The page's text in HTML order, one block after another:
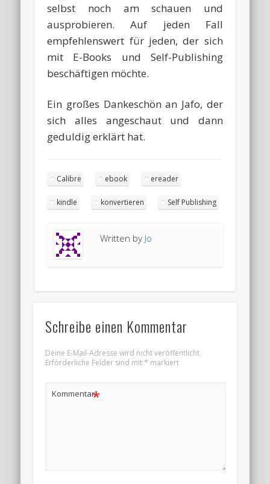
selbst noch am schauen und
ausprobieren. Auf jeden Fall
empfehlenswert für jeden, der sich
mit E-Books und Self-Publishing
beschäftigen möchte.
Ein großes Dankeschön an Jafo, der
sich alles angeschaut und dann
geduldig erklärt hat.
Calibre ebook ereader
kindle konvertieren Self Publishing
Written by Jo
Schreibe einen Kommentar
Deine E-Mail-Adresse wird nicht veröffentlicht.
Erforderliche Felder sind mit* markiert
Kommentar*